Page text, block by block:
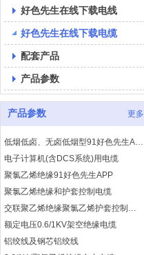
好色先生在线下载电线
好色先生在线下载电缆
配套产品
产品参数
产品参数 更多
额定电压0.6/1KV架空绝缘电缆
铝绞线及钢芯铝绞线
0.6/1kV聚氯乙烯绝缘电力电缆
0.6/1Kv交联聚乙烯绝缘电力电力
阻燃型91好色先生APP
耐火型91好色先生APP
低烟低卤、无卤低烟型91好色先生APP
电子计算机(含DCS系统)用电缆
聚氯乙烯绝缘91好色先生APP
聚氯乙烯绝缘和护套控制电缆
额定电压0.6/1KV架空绝缘电缆
铝绞线及钢芯铝绞线
0.6/1kV聚氯乙烯绝缘电力电缆